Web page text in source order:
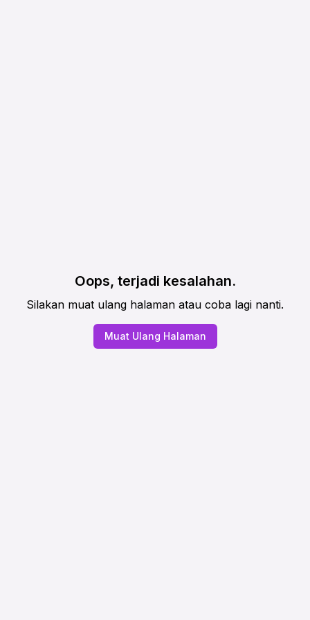
Oops, terjadi kesalahan.
Silakan muat ulang halaman atau coba lagi nanti.
Muat Ulang Halaman